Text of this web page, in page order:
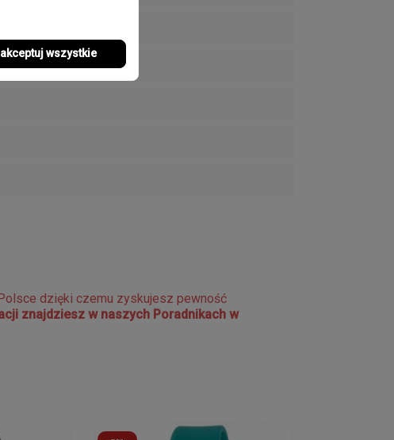
dzięki czemu zyskujesz pewność
znajdziesz w naszych Poradnikach w
wszystkie